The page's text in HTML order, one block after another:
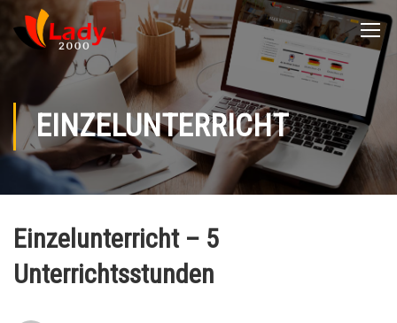
EINZELUNTERRICHT
Einzelunterricht – 5
Unterrichtsstunden